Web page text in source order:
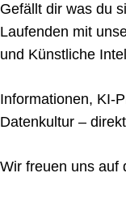
Gefällt dir was du
Laufenden mit
und Künstliche
Informationen, KI-
Datenkultur –
Wir freuen uns